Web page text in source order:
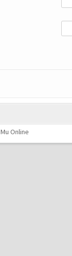
Mu Online